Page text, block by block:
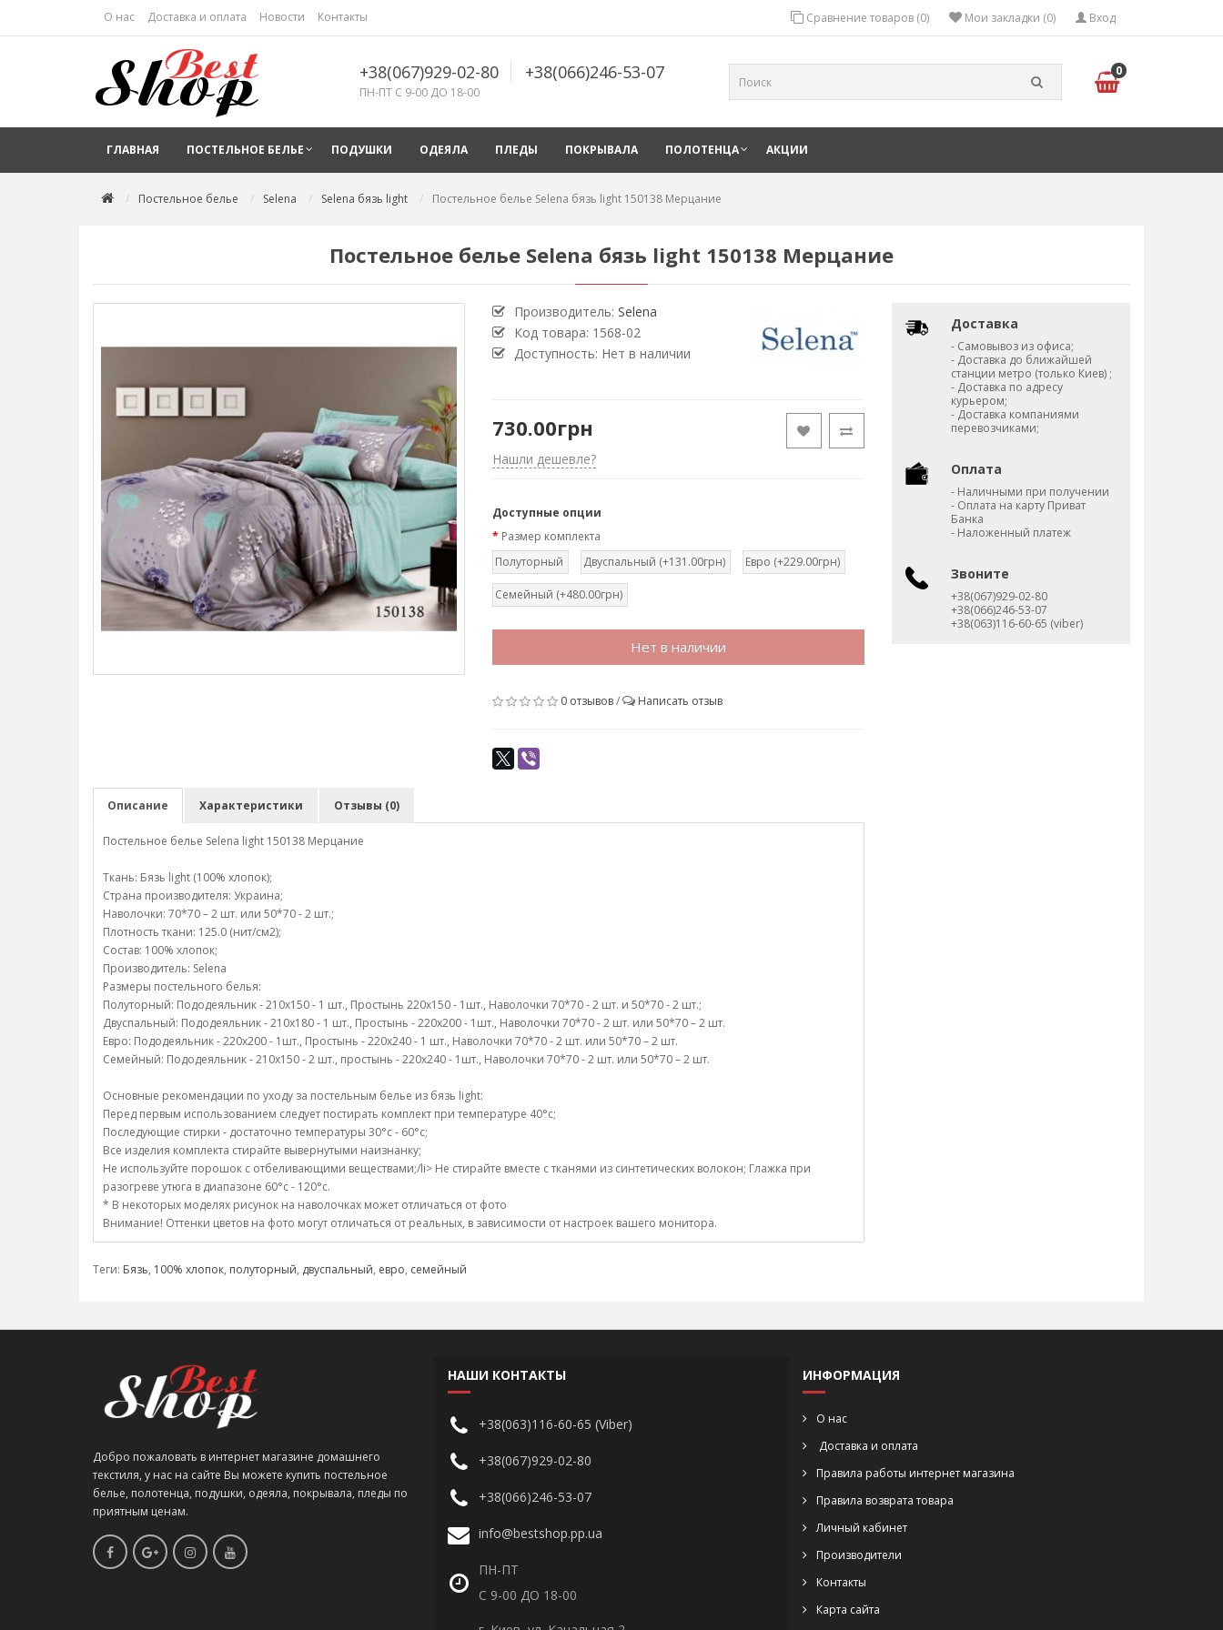
О нас Доставка и оплата Новости Контакты Вход
Мои закладки (0)
Сравнение товаров (0)
+38(067)929-02-80 +38(066)246-53-07
ПН-ПТ С 9-00 ДО 18-00
0
ГЛАВНАЯ ПОСТЕЛЬНОЕ БЕЛЬЕ ПОДУШКИ ОДЕЯЛА ПЛЕДЫ ПОКРЫВАЛА ПОЛОТЕНЦА АКЦИИ
Постельное белье Selena Selena бязь light Постельное белье Selena бязь light 150138 Мерцание
Постельное белье Selena бязь light 150138 Мерцание
Производитель: Selena
Код товара: 1568-02
Доступность: Нет в наличии
730.00грн
Нашли дешевле?
Доступные опции
Размер комплекта
Полуторный
Двуспальный (+131.00грн) Евро (+229.00грн)
Семейный (+480.00грн)
Нет в наличии
0 отзывов/ Написать отзыв
Описание Характеристики Отзывы (0)
Постельное белье Selena light 150138 Мерцание
Ткань: Бязь light (100% хлопок);
Страна производителя: Украина;
Наволочки: 70*70 – 2 шт. или 50*70 - 2 шт.;
Плотность ткани: 125.0 (нит/см2);
Состав: 100% хлопок;
Производитель: Selena
Размеры постельного белья:
Полуторный: Пододеяльник - 210х150 - 1 шт., Простынь 220х150 - 1шт., Наволочки 70*70 - 2 шт. и 50*70 - 2 шт.;
Двуспальный: Пододеяльник - 210х180 - 1 шт., Простынь - 220х200 - 1шт., Наволочки 70*70 - 2 шт. или 50*70 – 2 шт.
Евро: Пододеяльник - 220х200 - 1шт., Простынь - 220х240 - 1 шт., Наволочки 70*70 - 2 шт. или 50*70 – 2 шт.
Семейный: Пододеяльник - 210х150 - 2 шт., простынь - 220х240 - 1шт., Наволочки 70*70 - 2 шт. или 50*70 – 2 шт.
Основные рекомендации по уходу за постельным белье из бязь light:
Перед первым использованием следует постирать комплект при температуре 40°c;
Последующие стирки - достаточно температуры 30°c - 60°c;
Все изделия комплекта стирайте вывернутыми наизнанку;
Не используйте порошок с отбеливающими веществами;/li> Не стирайте вместе с тканями из синтетических волокон; Глажка при
разогреве утюга в диапазоне 60°c - 120°c.
* В некоторых моделях рисунок на наволочках может отличаться от фото
Внимание! Оттенки цветов на фото могут отличаться от реальных, в зависимости от настроек вашего монитора.
Теги: Бязь, 100% хлопок, полуторный, двуспальный, евро, семейный
Доставка
- Самовывоз из офиса;
- Доставка до ближайшей
станции метро (только Киев) ;
- Доставка по адресу
курьером;
- Доставка компаниями
перевозчиками;
Оплата
- Наличными при получении
- Оплата на карту Приват
Банка
- Наложенный платеж
Звоните
+38(067)929-02-80
+38(066)246-53-07
+38(063)116-60-65 (viber)
Добро пожаловать в интернет магазине домашнего
текстиля, у нас на сайте Вы можете купить постельное
белье, полотенца, подушки, одеяла, покрывала, пледы по
приятным ценам.
НАШИ КОНТАКТЫ
+38(063)116-60-65 (Viber)
+38(067)929-02-80
+38(066)246-53-07
info@bestshop.pp.ua
ПН-ПТ
С 9-00 ДО 18-00
ИНФОРМАЦИЯ
О нас
Доставка и оплата
Правила работы интернет магазина
Правила возврата товара
Личный кабинет
Производители
Контакты
Карта сайта